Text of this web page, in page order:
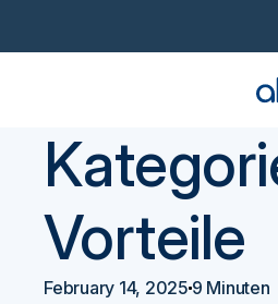
Vorteile
February 14, 20259 Minuten